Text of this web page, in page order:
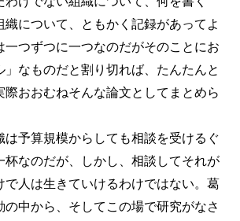
織について、ともかく記録があってよ
一つずつに一つなのだがそのことにお
」なものだと割り切れば、たんたんと
際おおむねそんな論文としてまとめら
予算規模からしても相談を受けるぐ
杯なのだが、しかし、相談してそれが
で人は生きていけるわけではない。葛
の中から、そしてこの場で研究がなさ